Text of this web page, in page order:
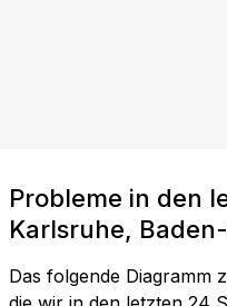
Probleme in den
Karlsruhe,
Das folgende Diagramm